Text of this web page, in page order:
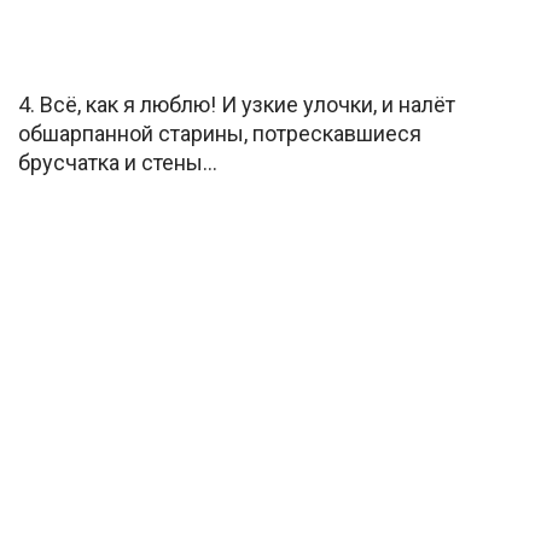
4. Всё, как я люблю! И узкие улочки, и налёт
обшарпанной старины, потрескавшиеся
брусчатка и стены…